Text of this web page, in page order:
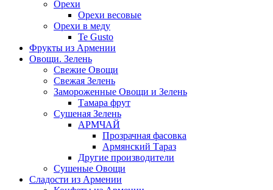
Орехи
Орехи весовые
Орехи в меду
Te Gusto
Фрукты из Армении
Овощи. Зелень
Свежие Овощи
Свежая Зелень
Замороженные Овощи и Зелень
Тамара фрут
Сушеная Зелень
АРМЧАЙ
Прозрачная фасовка
Армянский Тараз
Другие производители
Сушеные Овощи
Сладости из Армении